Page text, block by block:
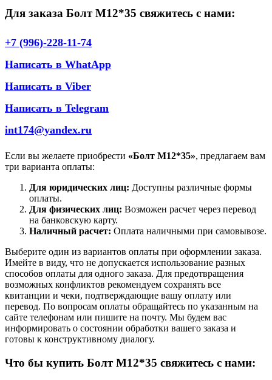
Для заказа Болт М12*35 свяжитесь с нами:
+7 (996)-228-11-74
Написать в WhatApp
Написать в Viber
Написать в Telegram
int174@yandex.ru
Если вы желаете приобрести «Болт М12*35», предлагаем вам
три варианта оплаты:
Для юридических лиц: Доступны различные формы
оплаты.
Для физических лиц: Возможен расчет через перевод
на банковскую карту.
Наличный расчет: Оплата наличными при самовывозе.
Выберите один из вариантов оплаты при оформлении заказа.
Имейте в виду, что не допускается использование разных
способов оплаты для одного заказа. Для предотвращения
возможных конфликтов рекомендуем сохранять все
квитанции и чеки, подтверждающие вашу оплату или
перевод. По вопросам оплаты обращайтесь по указанным на
сайте телефонам или пишите на почту. Мы будем вас
информировать о состоянии обработки вашего заказа и
готовы к конструктивному диалогу.
Что бы купить Болт М12*35 свяжитесь с нами: